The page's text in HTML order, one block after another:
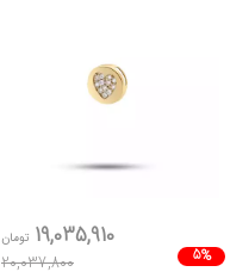
5%
19,035,910 تومان
20,037,800